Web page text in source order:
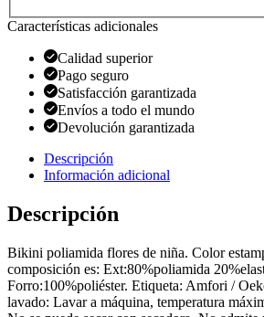
Características adicionales
Calidad superior
Pago seguro
Satisfacción garantizada
Envíos a todo el mundo
Devolución garantizada
Descripción
Información adicional
Descripción
Bikini poliamida flores de niña. Color
composición es: Ext:80%poliamida
Forro:100%poliéster. Etiqueta: Amfori /
lavado: Lavar a máquina, temperatura